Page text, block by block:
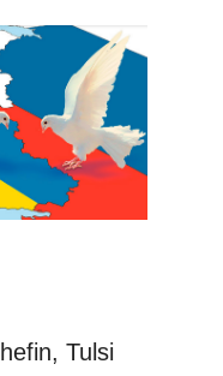
Tulsi